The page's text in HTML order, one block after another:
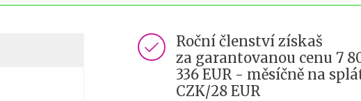
Roční členství získaš
za garantovanou cenu 7
336 EUR - měsíčně na
CZK/28 EUR